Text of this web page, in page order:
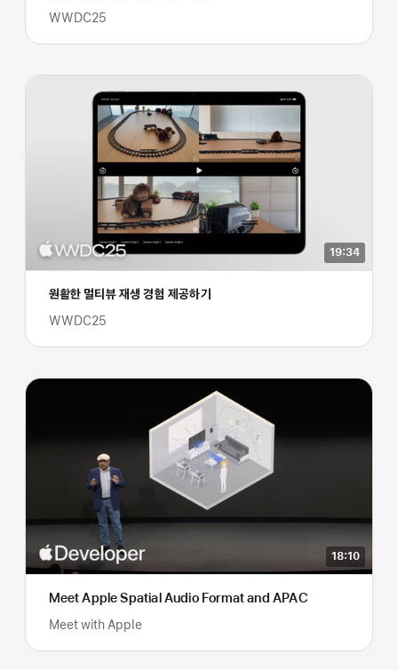
WWDC25
19:34
원활한 멀티뷰 재생 경험 제공하기
WWDC25
18:10
Meet Apple Spatial Audio Format and APAC
Meet with Apple